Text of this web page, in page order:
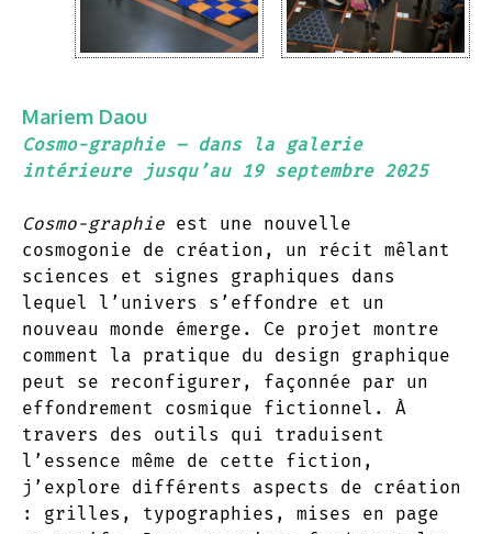
Mariem Daou
Cosmo-graphie – dans la galerie
intérieure jusqu’au 19 septembre 2025
Cosmo-graphie est une nouvelle
cosmogonie de création, un récit mêlant
sciences et signes graphiques dans
lequel l’univers s’effondre et un
nouveau monde émerge. Ce projet montre
comment la pratique du design graphique
peut se reconfigurer, façonnée par un
effondrement cosmique fictionnel. À
travers des outils qui traduisent
l’essence même de cette fiction,
j’explore différents aspects de création
: grilles, typographies, mises en page